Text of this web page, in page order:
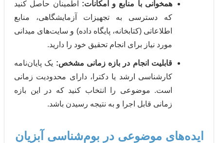
همخوانی با منابع و امکانات:اطمینان حاصل کنید
که دسترسی به تجهیزات آزمایشگاهی، منابع
اطلاعاتی (کتابخانه، پایگاه داده) و سایت‌های میدانی
مورد نیاز برای انجام تحقیق خود را دارید.
قابلیت انجام در بازه زمانی مشخص: یک پایان‌نامه
کارشناسی ارشد یا دکترا، دارای محدودیت زمانی
است. موضوعی را انتخاب کنید که در این بازه
زمانی قابل اجرا و به نتیجه رسیدن باشد.
موضوعی در بوم‌شناسی آبزیان